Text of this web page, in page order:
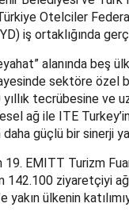
Otelciler
iş ortaklığında
alanında beş
sektöre özel
yıllık tecrübesine ve
ağ ile ITE
güçlü bir sinerji
EMITT Turizm
142.100 ziyaretçiyi
yakın ülkenin